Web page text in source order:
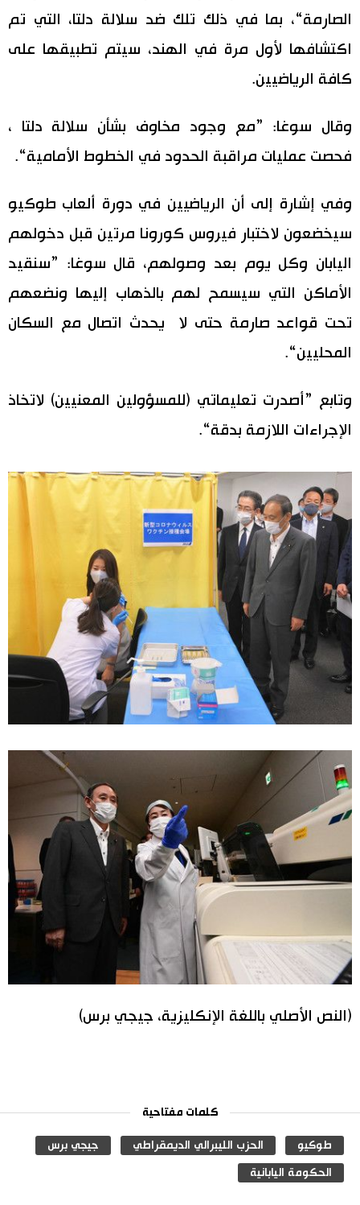
أشخاص
اقتصاد
مجتمع
لايف ستايل
اللغة اليابانية
المطبخ الياباني
تواصل معنا
الصارمة“، بما في ذلك تلك ضد سلالة دلتا، التي تم
اكتشافها لأول مرة في الهند، سيتم تطبيقها على
كافة الرياضيين.
وقال سوغا: ”مع وجود مخاوف بشأن سلالة دلتا ،
فحصت عمليات مراقبة الحدود في الخطوط الأمامية“.
وفي إشارة إلى أن الرياضيين في دورة ألعاب طوكيو
سيخضعون لاختبار فيروس كورونا مرتين قبل دخولهم
اليابان وكل يوم بعد وصولهم، قال سوغا: ”سنقيد
الأماكن التي سيسمح لهم بالذهاب إليها ونضعهم
تحت قواعد صارمة حتى لا يحدث اتصال مع السكان
المحليين“.
وتابع ”أصدرت تعليماتي (للمسؤولين المعنيين) لاتخاذ
الإجراءات اللازمة بدقة“.
(النص الأصلي باللغة الإنكليزية، جيجي برس)
كلمات مفتاحية
طوكيو الحزب الليبرالي الديمقراطي جيجي برس
الحكومة اليابانية